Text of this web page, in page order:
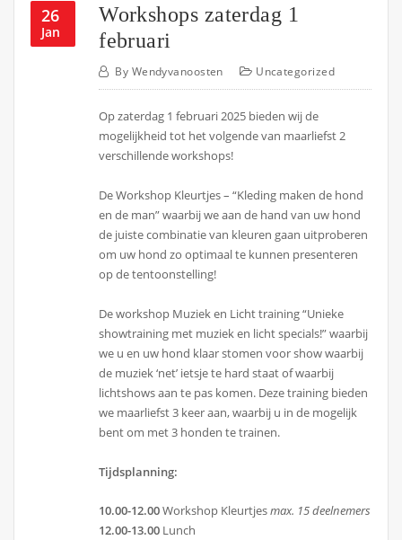
26
Jan
Workshops zaterdag 1
februari
By Wendyvanoosten Uncategorized
Op zaterdag 1 februari 2025 bieden wij de
mogelijkheid tot het volgende van maarliefst 2
verschillende workshops!
De Workshop Kleurtjes – “Kleding maken de hond
en de man” waarbij we aan de hand van uw hond
de juiste combinatie van kleuren gaan uitproberen
om uw hond zo optimaal te kunnen presenteren
op de tentoonstelling!
De workshop Muziek en Licht training “Unieke
showtraining met muziek en licht specials!” waarbij
we u en uw hond klaar stomen voor show waarbij
de muziek ‘net’ ietsje te hard staat of waarbij
lichtshows aan te pas komen. Deze training bieden
we maarliefst 3 keer aan, waarbij u in de mogelijk
bent om met 3 honden te trainen.
Tijdsplanning:
10.00-12.00Workshop Kleurtjesmax. 15 deelnemers
12.00-13.00 Lunch